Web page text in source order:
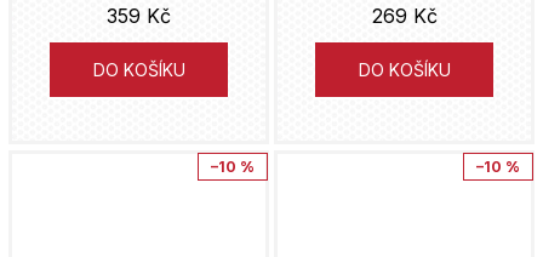
359 Kč
DO KOŠÍKU
269 Kč
DO KOŠÍKU
–10 % –10 %